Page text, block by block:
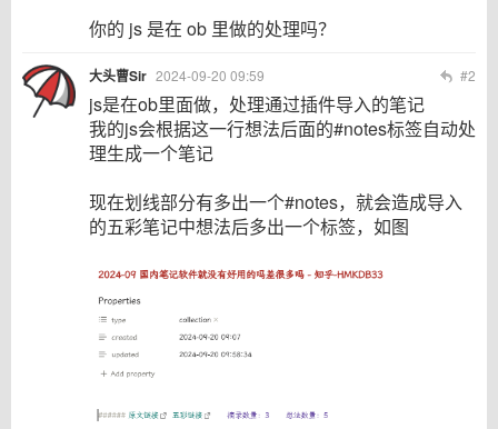
你的 js 是在 ob 里做的处理吗？
大头曹Sir 2024-09-20 09:59 #2
js是在ob里面做，处理通过插件导入的笔记
我的js会根据这一行想法后面的#notes标签自动处
理生成一个笔记
现在划线部分有多出一个#notes，就会造成导入
的五彩笔记中想法后多出一个标签，如图